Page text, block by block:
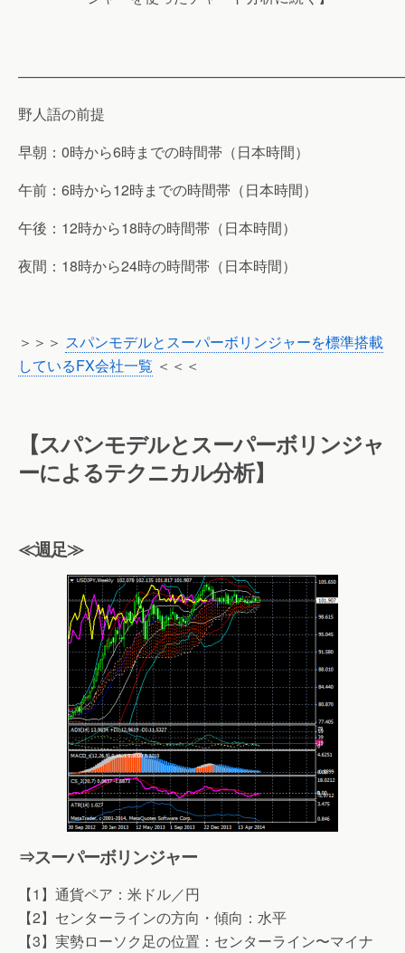
野人語の前提
早朝：0時から6時までの時間帯（日本時間）
午前：6時から12時までの時間帯（日本時間）
午後：12時から18時の時間帯（日本時間）
夜間：18時から24時の時間帯（日本時間）
＞＞＞ スパンモデルとスーパーボリンジャーを標準搭載
しているFX会社一覧 ＜＜＜
【スパンモデルとスーパーボリンジャ
ーによるテクニカル分析】
≪週足≫
⇒スーパーボリンジャー
【1】通貨ペア：米ドル／円
【2】センターラインの方向・傾向：水平
【3】実勢ローソク足の位置：センターライン〜マイナ